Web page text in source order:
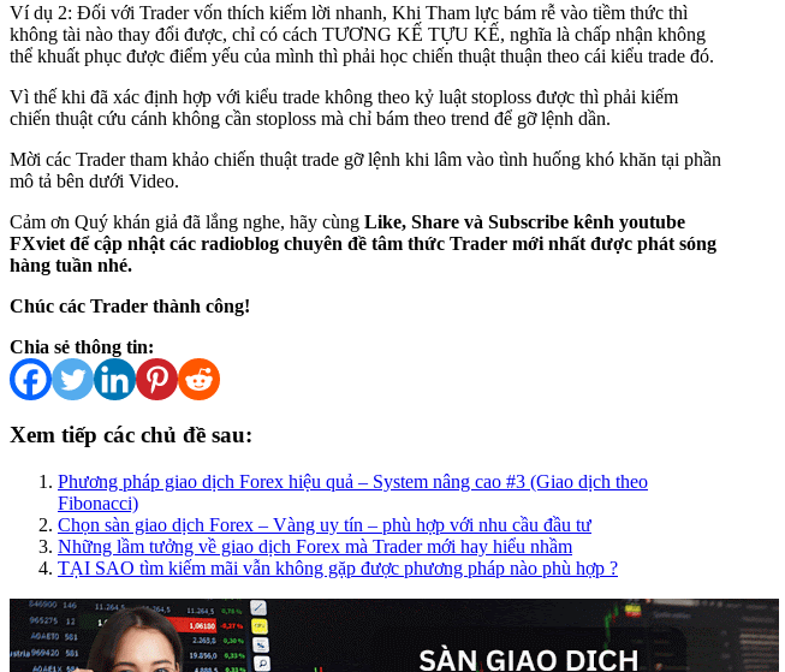
Ví dụ 2: Đối với Trader vốn thích kiếm lời nhanh, Khi Tham lực bám rễ vào tiềm thức thì
không tài nào thay đổi được, chỉ có cách TƯƠNG KẾ TỰU KẾ, nghĩa là chấp nhận không
thể khuất phục được điểm yếu của mình thì phải học chiến thuật thuận theo cái kiểu trade đó.
Vì thế khi đã xác định hợp với kiểu trade không theo kỷ luật stoploss được thì phải kiếm
chiến thuật cứu cánh không cần stoploss mà chỉ bám theo trend để gỡ lệnh dần.
Mời các Trader tham khảo chiến thuật trade gỡ lệnh khi lâm vào tình huống khó khăn tại phần
mô tả bên dưới Video.
Cảm ơn Quý khán giả đã lắng nghe, hãy cùng Like, Share và Subscribe kênh youtube
FXviet để cập nhật các radioblog chuyên đề tâm thức Trader mới nhất được phát sóng
hàng tuần nhé.
Chúc các Trader thành công!
Chia sẻ thông tin:
Xem tiếp các chủ đề sau:
Phương pháp giao dịch Forex hiệu quả – System nâng cao #3 (Giao dịch theo
Fibonacci)
Chọn sàn giao dịch Forex – Vàng uy tín – phù hợp với nhu cầu đầu tư
Những lầm tưởng về giao dịch Forex mà Trader mới hay hiểu nhầm
TẠI SAO tìm kiếm mãi vẫn không gặp được phương pháp nào phù hợp ?